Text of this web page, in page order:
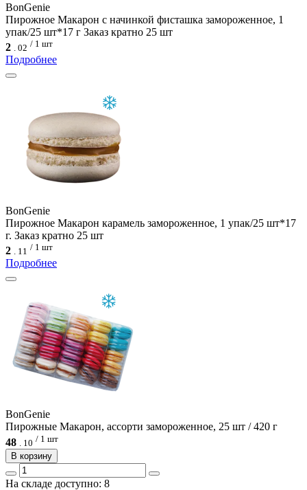
BonGenie
Пирожное Макарон с начинкой фисташка замороженное, 1
упак/25 шт*17 г Заказ кратно 25 шт
2 . 02 / 1 шт
Подробнее
BonGenie
Пирожное Макарон карамель замороженное, 1 упак/25 шт*17
г. Заказ кратно 25 шт
2 . 11 / 1 шт
Подробнее
BonGenie
Пирожные Макарон, ассорти замороженное, 25 шт / 420 г
48
10 / 1 шт
В корзину
На складе доступно: 8